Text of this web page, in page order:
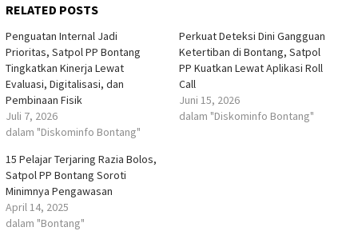
RELATED POSTS
Penguatan Internal Jadi
Prioritas, Satpol PP Bontang
Tingkatkan Kinerja Lewat
Evaluasi, Digitalisasi, dan
Pembinaan Fisik
Juli 7, 2026
dalam "Diskominfo Bontang"
Perkuat Deteksi Dini Gangguan
Ketertiban di Bontang, Satpol
PP Kuatkan Lewat Aplikasi Roll
Call
Juni 15, 2026
dalam "Diskominfo Bontang"
15 Pelajar Terjaring Razia Bolos,
Satpol PP Bontang Soroti
Minimnya Pengawasan
April 14, 2025
dalam "Bontang"